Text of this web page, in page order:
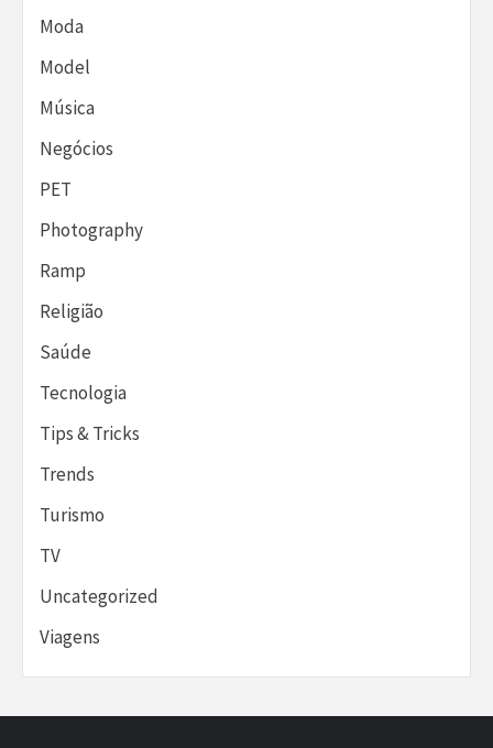
Moda
Model
Música
Negócios
PET
Photography
Ramp
Religião
Saúde
Tecnologia
Tips & Tricks
Trends
Turismo
TV
Uncategorized
Viagens